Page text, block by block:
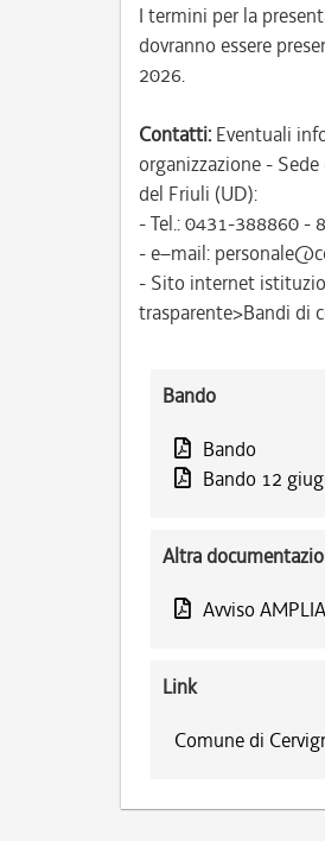
I termini per la
dovranno essere
2026.
Contatti: Eventuali
organizzazione -
del Friuli (UD):
- Tel.: 0431-388860 -
- e–mail:
- Sito internet
trasparente>Bandi di
Bando
Bando
Bando 12
Altra
Avviso
Link
Comune di